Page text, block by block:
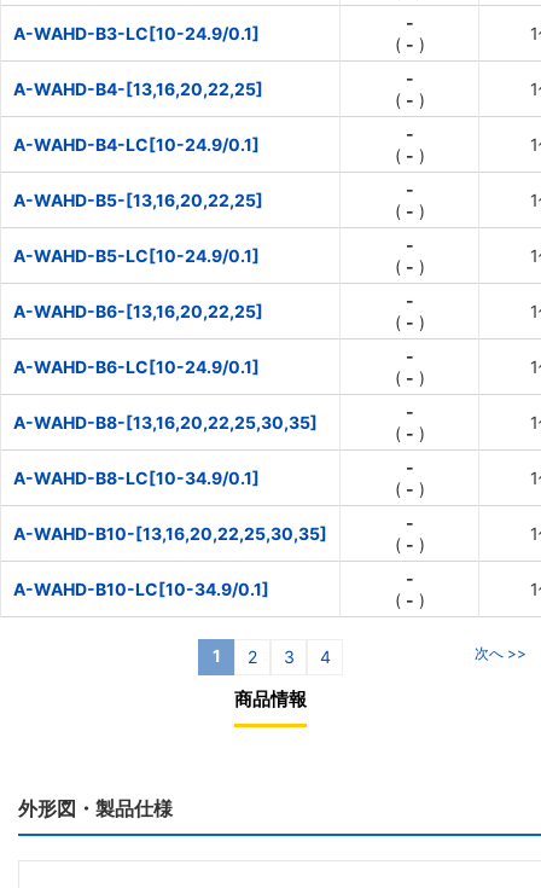
A-WAHD-B3-LC[10-24.9/0.1]
-
( - )
A-WAHD-B4-[13,16,20,22,25]
-
( - )
A-WAHD-B4-LC[10-24.9/0.1]
-
( - )
A-WAHD-B5-[13,16,20,22,25]
-
( - )
A-WAHD-B5-LC[10-24.9/0.1]
-
( - )
A-WAHD-B6-[13,16,20,22,25]
-
( - )
A-WAHD-B6-LC[10-24.9/0.1]
-
( - )
A-WAHD-B8-[13,16,20,22,25,30,35]
-
( - )
A-WAHD-B8-LC[10-34.9/0.1]
-
( - )
A-WAHD-B10-[13,16,20,22,25,30,35]
-
( - )
A-WAHD-B10-LC[10-34.9/0.1]
-
( - )
1 2 3 4 次へ >>
商品情報
外形図・製品仕様